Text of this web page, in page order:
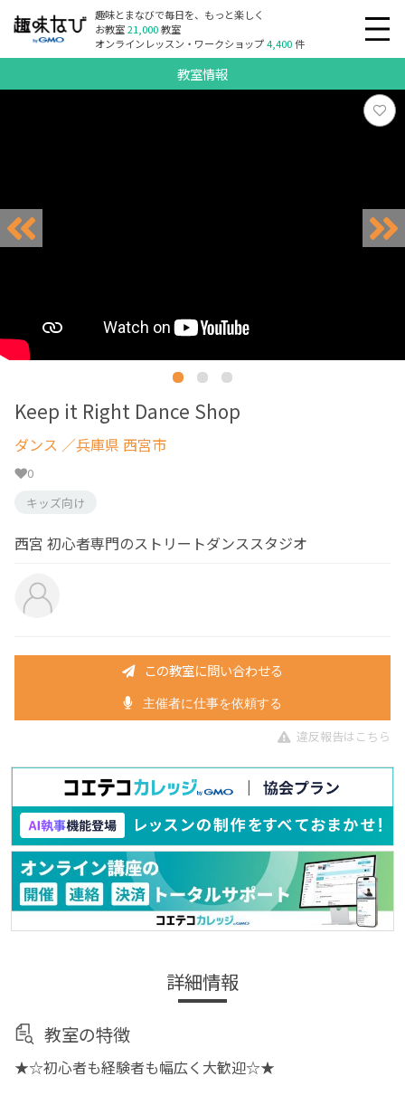
趣味とまなびで毎日を、もっと楽しく
お教室21,000教室
オンラインレッスン・ワークショップ4,400件
教室情報
Keep it Right Dance Shop
ダンス ／兵庫県 西宮市
0
キッズ向け
西宮 初心者専門のストリートダンススタジオ
この教室に問い合わせる
主催者に仕事を依頼する
違反報告はこちら
詳細情報
教室の特徴
★☆初心者も経験者も幅広く大歓迎☆★